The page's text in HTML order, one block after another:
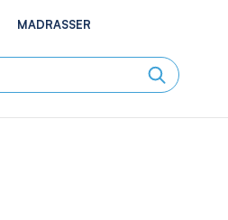
MADRASSER